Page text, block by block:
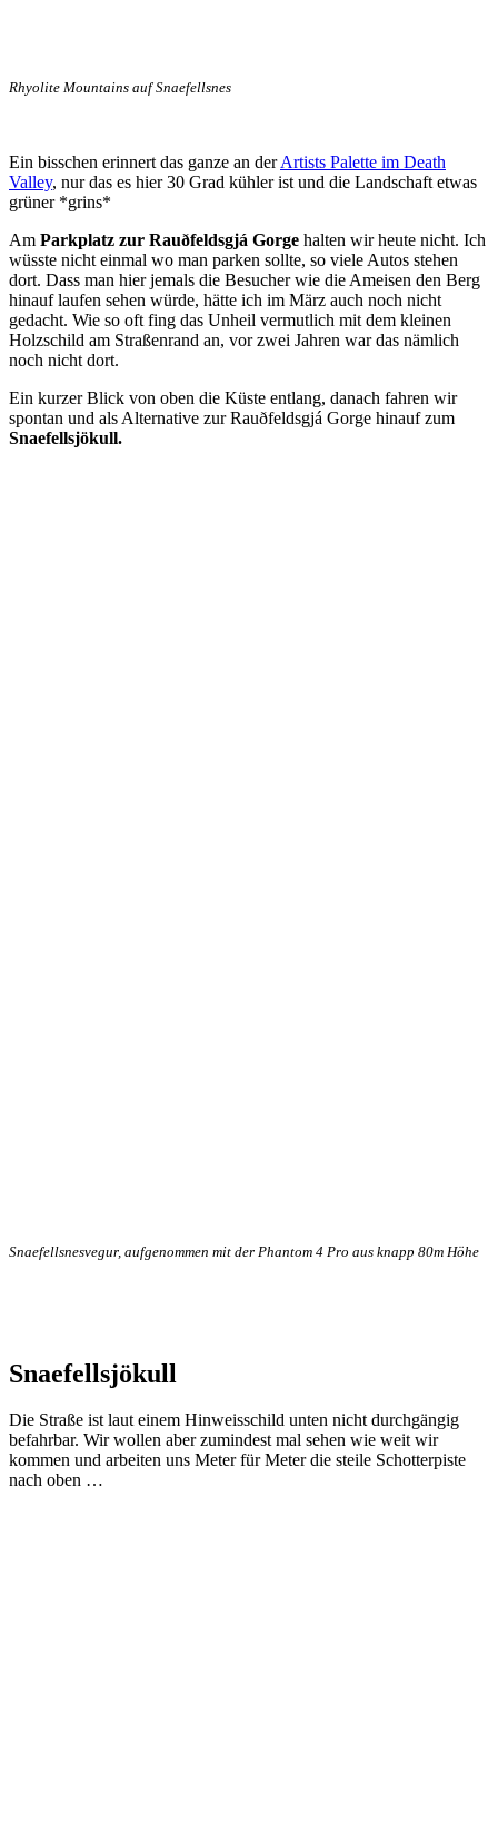
Rhyolite Mountains auf Snaefellsnes
Ein bisschen erinnert das ganze an derArtists Palette im Death
Valley, nur das es hier 30 Grad kühler ist und die Landschaft etwas
grüner *grins*
Am Parkplatz zur Rauðfeldsgjá Gorge halten wir heute nicht. Ich
wüsste nicht einmal wo man parken sollte, so viele Autos stehen
dort. Dass man hier jemals die Besucher wie die Ameisen den Berg
hinauf laufen sehen würde, hätte ich im März auch noch nicht
gedacht. Wie so oft fing das Unheil vermutlich mit dem kleinen
Holzschild am Straßenrand an, vor zwei Jahren war das nämlich
noch nicht dort.
Ein kurzer Blick von oben die Küste entlang, danach fahren wir
spontan und als Alternative zur Rauðfeldsgjá Gorge hinauf zum
Snaefellsjökull.
Snaefellsnesvegur, aufgenommen mit der Phantom 4 Pro aus knapp 80m Höhe
Snaefellsjökull
Die Straße ist laut einem Hinweisschild unten nicht durchgängig
befahrbar. Wir wollen aber zumindest mal sehen wie weit wir
kommen und arbeiten uns Meter für Meter die steile Schotterpiste
nach oben …